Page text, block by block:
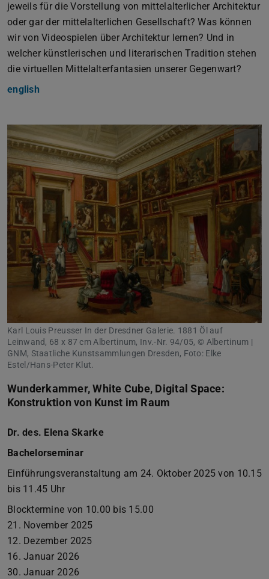
jeweils für die Vorstellung von mittelalterlicher Architektur
oder gar der mittelalterlichen Gesellschaft? Was können
wir von Videospielen über Architektur lernen? Und in
welcher künstlerischen und literarischen Tradition stehen
die virtuellen Mittelalterfantasien unserer Gegenwart?
english
Karl Louis Preusser In der Dresdner Galerie. 1881 Öl auf
Leinwand, 68 x 87 cm Albertinum, Inv.-Nr. 94/05, © Albertinum |
GNM, Staatliche Kunstsammlungen Dresden, Foto: Elke
Estel/Hans-Peter Klut.
Wunderkammer, White Cube, Digital Space:
Konstruktion von Kunst im Raum
Dr. des. Elena Skarke
Bachelorseminar
Einführungsveranstaltung am 24. Oktober 2025 von 10.15
bis 11.45 Uhr
Blocktermine von 10.00 bis 15.00
21. November 2025
12. Dezember 2025
16. Januar 2026
30. Januar 2026